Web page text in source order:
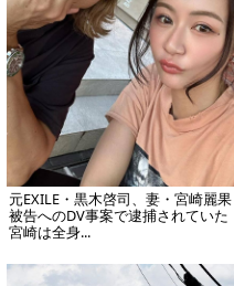
元EXILE・黒木啓司、妻・宮崎麗果
被告へのDV事案で逮捕されていた
宮崎は全身...